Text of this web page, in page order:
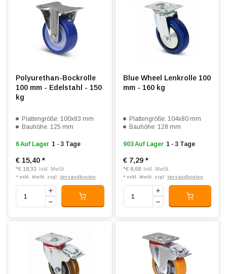
Polyurethan-Bockrolle
100 mm - Edelstahl - 150
kg
Plattengröße: 100x83 mm
Bauhöhe: 125 mm
6 Auf Lager 1 - 3 Tage
€ 15,40 *
*€ 18,33 Inkl. MwSt.
* exkl. MwSt. zzgl. Versandkosten
Blue Wheel Lenkrolle 100
mm - 160 kg
Plattengröße: 104x80 mm
Bauhöhe: 128 mm
903 Auf Lager 1 - 3 Tage
€ 7,29 *
*€ 8,68 Inkl. MwSt.
* exkl. MwSt. zzgl. Versandkosten